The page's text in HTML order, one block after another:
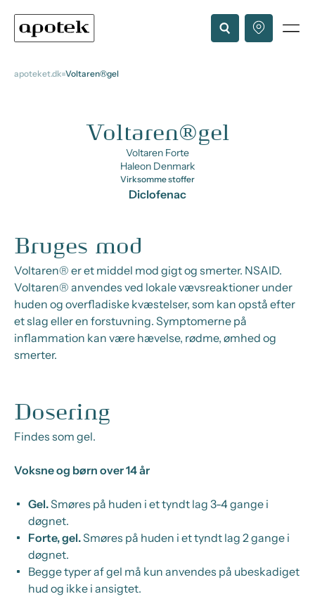
apoteket.dk Voltaren®gel
Voltaren®gel
Voltaren Forte
Haleon Denmark
Virksomme stoffer
Diclofenac
Bruges mod
Voltaren® er et middel mod gigt og smerter. NSAID.
Voltaren® anvendes ved lokale vævsreaktioner under
huden og overfladiske kvæstelser, som kan opstå efter
et slag eller en forstuvning. Symptomerne på
inflammation kan være hævelse, rødme, ømhed og
smerter.
Dosering
Findes som gel.
Voksne og børn over 14 år
Gel.Smøres på huden i et tyndt lag 3-4 gange i
døgnet.
Forte, gel.Smøres på huden i et tyndt lag 2 gange i
døgnet.
Begge typer af gel må kun anvendes på ubeskadiget
hud og ikke i ansigtet.